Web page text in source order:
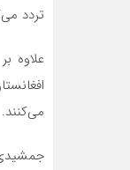
تردد
علاوه
می‌کنند.
جمشیدی